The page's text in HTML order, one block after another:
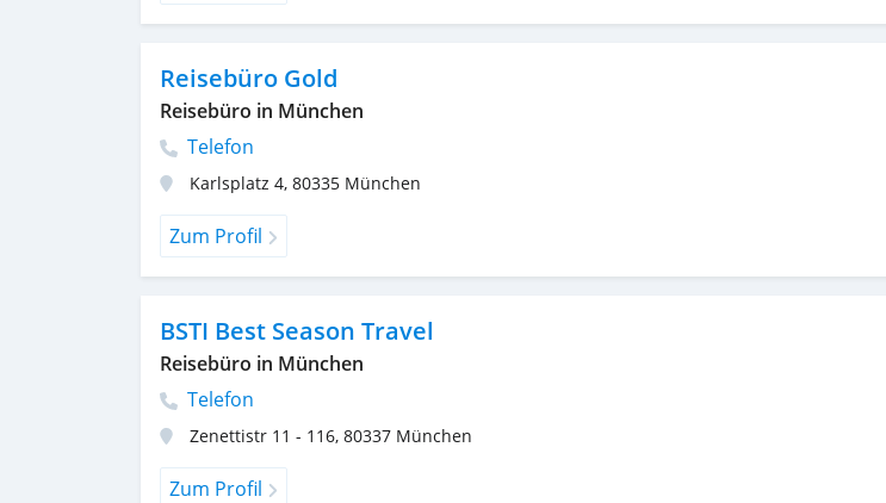
Reisebüro Gold
Reisebüro in München
Telefon
Karlsplatz 4, 80335 München
Zum Profil
BSTI Best Season Travel
Reisebüro in München
Telefon
Zenettistr 11 - 116, 80337 München
Zum Profil